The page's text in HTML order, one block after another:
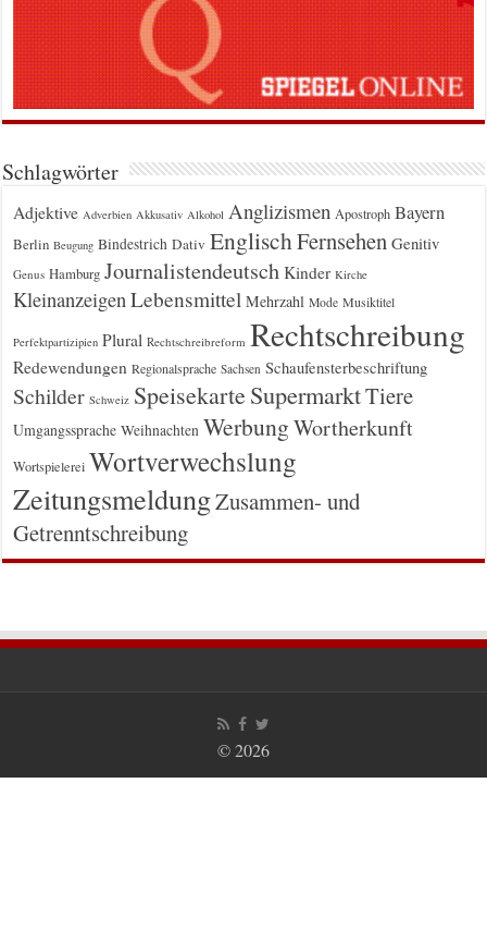
Schlagwörter
Adjektive Adverbien Akkusativ Alkohol Anglizismen Apostroph Bayern
Berlin Beugung Bindestrich Dativ EnglischFernsehen Genitiv
Genus Hamburg Journalistendeutsch Kinder Kirche
KleinanzeigenLebensmittel Mehrzahl Mode Musiktitel
Perfektpartizipien Plural Rechtschreibreform Rechtschreibung
Redewendungen Regionalsprache Sachsen Schaufensterbeschriftung
Schilder Schweiz Speisekarte SupermarktTiere
Umgangssprache Weihnachten WerbungWortherkunft
Wortspielerei Wortverwechslung
ZeitungsmeldungZusammen- und
Getrenntschreibung
© 2026